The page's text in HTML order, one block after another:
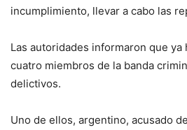
incumplimiento, llevar a cabo las
Las autoridades informaron que ya
cuatro miembros de la banda
delictivos.
Uno de ellos, argentino, acusado